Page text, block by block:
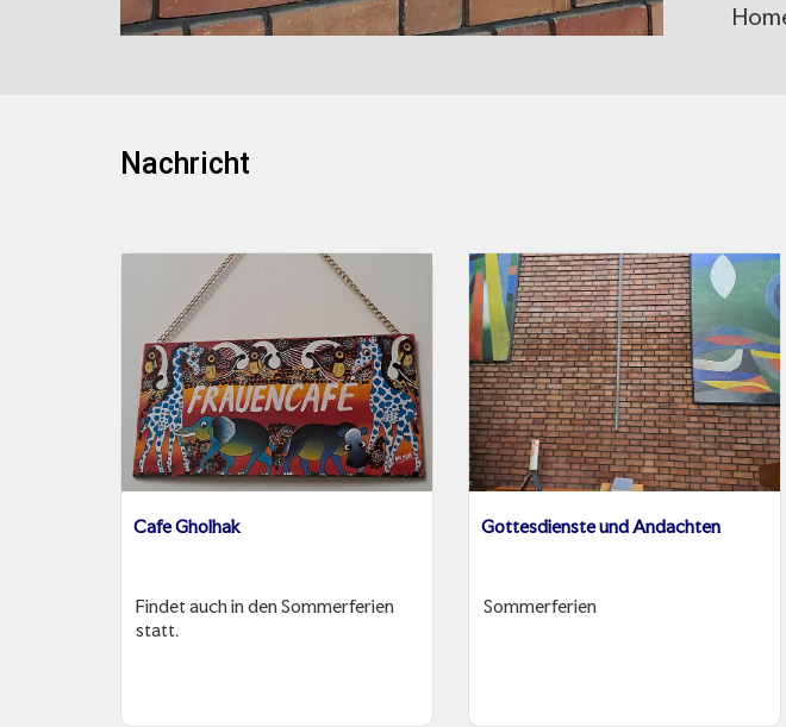
Nachricht
Gottesdienste und Andachten
Sommerferien
Cafe Gholhak
Findet auch in den Sommerferien
statt.